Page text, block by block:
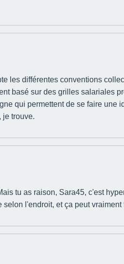
les différentes conventions
basé sur des grilles salariales
qui permettent de se faire une
je trouve.
tu as raison, Sara45, c'est
l'endroit, et ça peut